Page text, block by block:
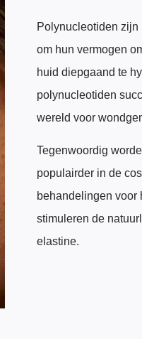
Polynucleotiden
om hun vermogen
huid diepgaand te
polynucleotiden
wereld voor
Tegenwoordig
populairder in de
behandelingen voor
stimuleren de
elastine.